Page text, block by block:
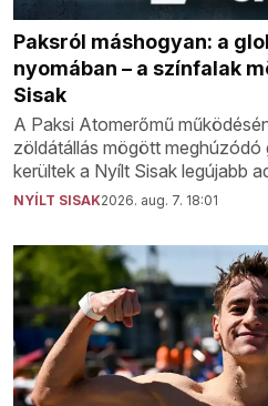
Paksról máshogyan: a
nyomában – a színfalak
Sisak
A Paksi Atomerőmű
zöldátállás mögött meghúzódó
kerültek a Nyílt Sisak legújabb
NYÍLT SISAK2026. aug. 7. 18:01